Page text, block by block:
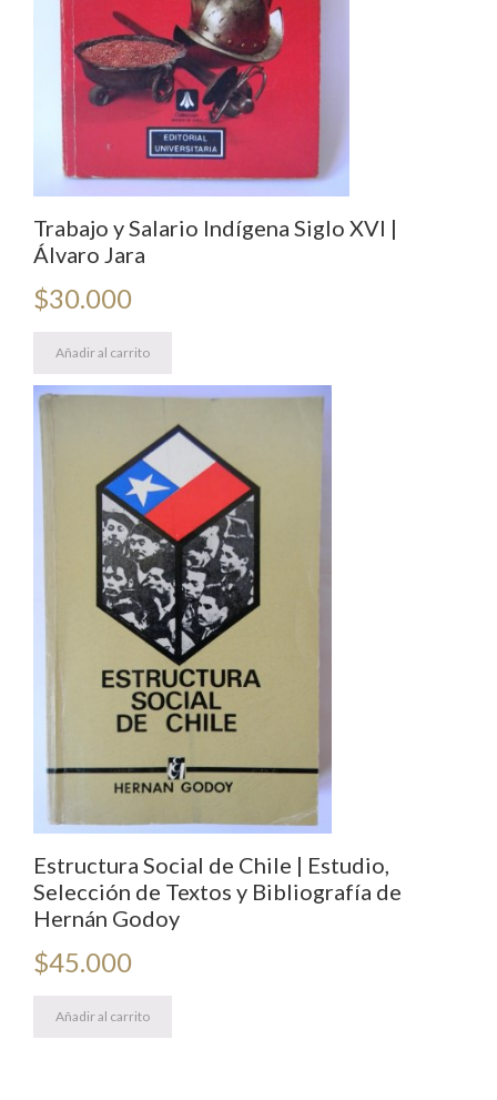
Trabajo y Salario Indígena Siglo XVI |
Álvaro Jara
$30.000
Añadir al carrito
Estructura Social de Chile | Estudio,
Selección de Textos y Bibliografía de
Hernán Godoy
$45.000
Añadir al carrito